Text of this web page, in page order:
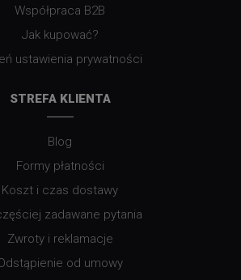
Współpraca B2B
Jak kupować?
ustawienia prywatności
STREFA KLIENTA
Blog
Formy płatności
Koszt i czas dostawy
zadawane pytania
Zwroty i reklamacje
od umowy